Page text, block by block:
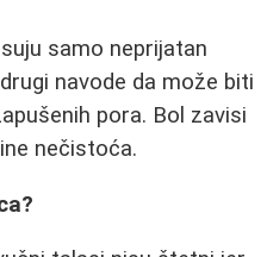
samo neprijatan
navode da može biti
pora. Bol zavisi
nečistoća.